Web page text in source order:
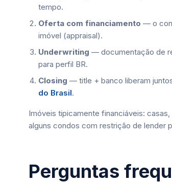
tempo.
Oferta com financiamento — o
imóvel (appraisal).
Underwriting — documentação de
para perfil BR.
Closing — title + banco liberam
do Brasil.
Imóveis tipicamente financiáveis:
alguns condos com restrição de lender
Perguntas